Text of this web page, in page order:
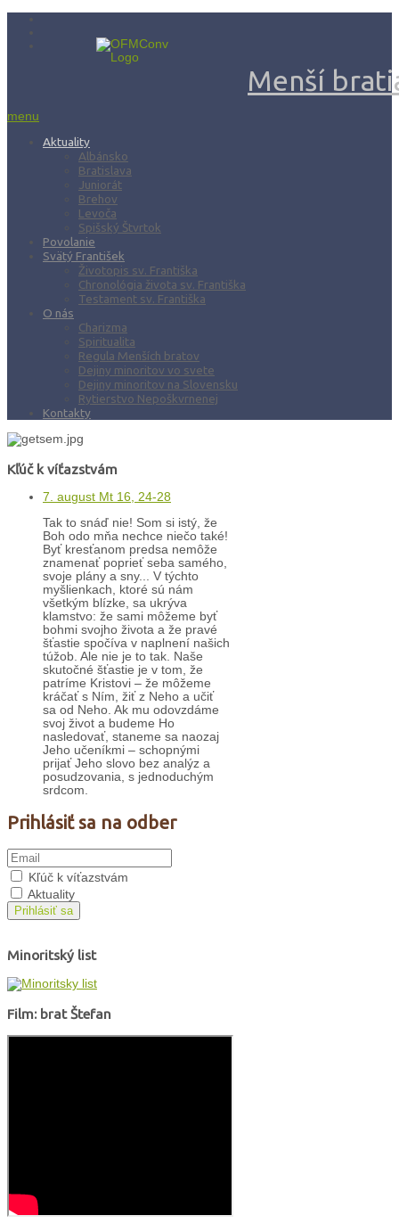
Menší
menu
Aktuality
Albánsko
Bratislava
Juniorát
Brehov
Levoča
Spišský Štvrtok
Povolanie
Svätý František
Životopis sv. Františka
Chronológia života sv. Františka
Testament sv. Františka
O nás
Charizma
Spiritualita
Regula Menších bratov
Dejiny minoritov vo svete
Dejiny minoritov na Slovensku
Rytierstvo Nepoškvrnenej
Kontakty
Kľúč k víťazstvám
7. august Mt 16, 24-28
Tak to snáď nie! Som si istý, že
Boh odo mňa nechce niečo také!
Byť kresťanom predsa nemôže
znamenať poprieť seba samého,
svoje plány a sny... V týchto
myšlienkach, ktoré sú nám
všetkým blízke, sa ukrýva
klamstvo: že sami môžeme byť
bohmi svojho života a že pravé
šťastie spočíva v naplnení našich
túžob. Ale nie je to tak. Naše
skutočné šťastie je v tom, že
patríme Kristovi – že môžeme
kráčať s Ním, žiť z Neho a učiť
sa od Neho. Ak mu odovzdáme
svoj život a budeme Ho
nasledovať, staneme sa naozaj
Jeho učeníkmi – schopnými
prijať Jeho slovo bez analýz a
posudzovania, s jednoduchým
srdcom.
Prihlásiť sa na odber
Kľúč k víťazstvám
Aktuality
Prihlásiť sa
Minoritský list
Film: brat Štefan